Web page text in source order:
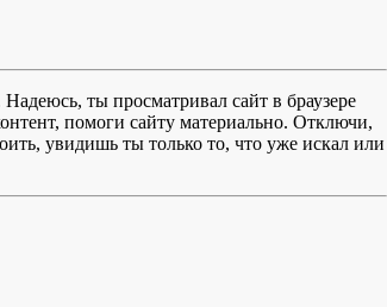
ты просматривал сайт в браузере
помоги сайту материально. Отключи,
увидишь ты только то, что уже искал или